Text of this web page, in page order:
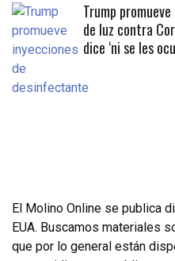
Trump
de luz contra
dice ‘ni se les
El Molino Online se publica
EUA. Buscamos materiales
que por lo general están